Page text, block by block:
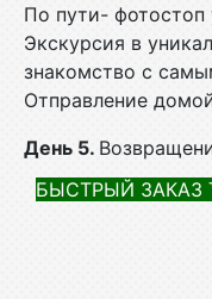
По пути- фотостоп
Экскурсия в
знакомство с
Отправление
День 5.
БЫСТРЫЙ ЗАКАЗ